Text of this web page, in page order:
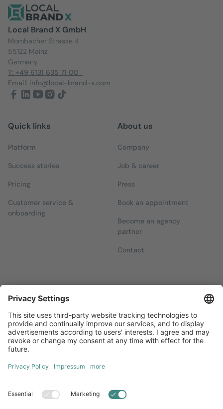
Local Brand X GmbH
Mombacher Strasse 4
55122 Mainz
Germany
T: +49 6131 635 71 00
Email: info@local-brand-x.com
Quick links
Platform
Success stories
Pricing
Customer service &
onboarding
About us
Company
Job & career
Press
Book an appointment
Become an agency
partner
Contact
Sign up for our free newsletter, which will keep you up to date
with everything you need to know about local marketing.